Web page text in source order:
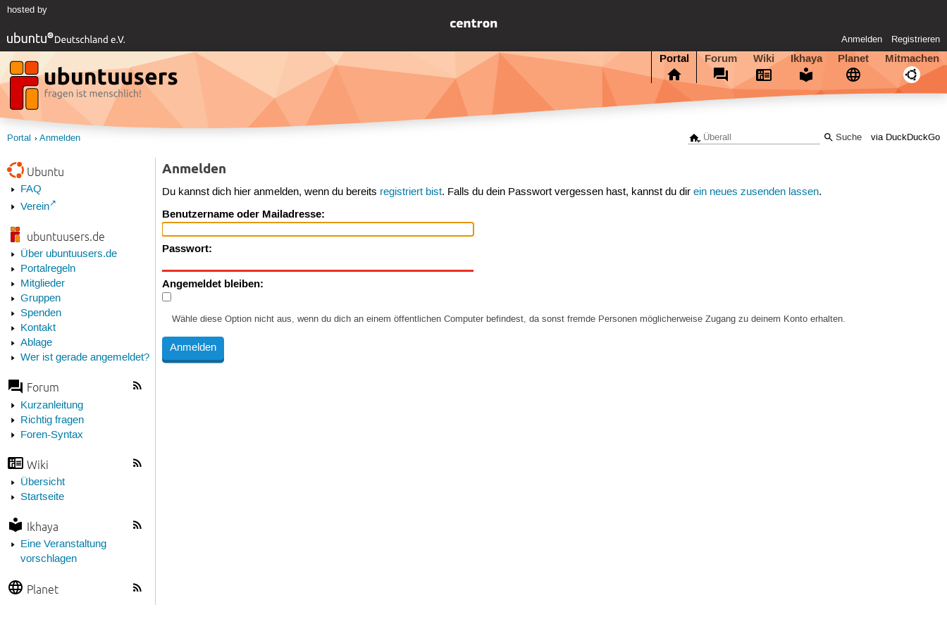
hosted by
Anmelden Registrieren
Portal Forum Wiki Ikhaya Planet Mitmachen
via DuckDuckGo
Portal Anmelden
Ubuntu
FAQ
Verein
ubuntuusers.de
Über ubuntuusers.de
Portalregeln
Mitglieder
Gruppen
Spenden
Kontakt
Ablage
Wer ist gerade angemeldet?
Forum
Kurzanleitung
Richtig fragen
Foren-Syntax
Wiki
Übersicht
Startseite
Ikhaya
Eine Veranstaltung
vorschlagen
Planet
Anmelden
Du kannst dich hier anmelden, wenn du bereits registriert bist. Falls du dein Passwort vergessen hast, kannst du direin neues zusenden lassen.
Benutzername oder Mailadresse:
Passwort:
Angemeldet bleiben:
Wähle diese Option nicht aus, wenn du dich an einem öffentlichen Computer befindest, da sonst fremde Personen möglicherweise Zugang zu deinem Konto erhalten.